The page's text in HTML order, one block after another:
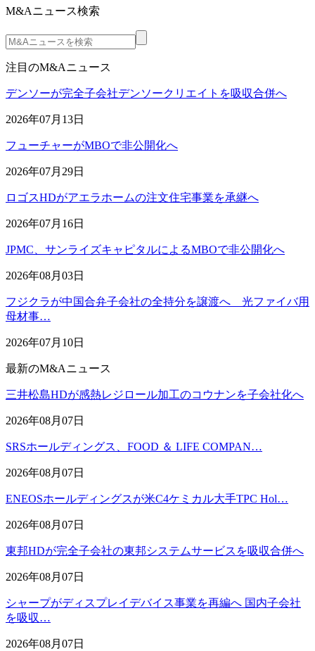
M&Aニュース検索
注目のM&Aニュース
デンソーが完全子会社デンソークリエイトを吸収合併へ
2026年07月13日
フューチャーがMBOで非公開化へ
2026年07月29日
ロゴスHDがアエラホームの注文住宅事業を承継へ
2026年07月16日
JPMC、サンライズキャピタルによるMBOで非公開化へ
2026年08月03日
フジクラが中国合弁子会社の全持分を譲渡へ 光ファイバ用
母材事…
2026年07月10日
最新のM&Aニュース
三井松島HDが感熱レジロール加工のコウナンを子会社化へ
2026年08月07日
SRSホールディングス、FOOD ＆ LIFE COMPAN…
2026年08月07日
ENEOSホールディングスが米C4ケミカル大手TPC Hol…
2026年08月07日
東邦HDが完全子会社の東邦システムサービスを吸収合併へ
2026年08月07日
シャープがディスプレイデバイス事業を再編へ 国内子会社
を吸収…
2026年08月07日